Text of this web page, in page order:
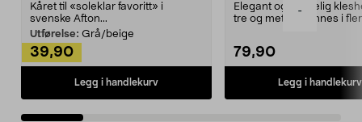
-
Kåret til «soleklar favoritt» i
svenske Afton...
Utførelse: Grå/beige
39,90
Legg i handlekurv
Elegant og skikkelig
tre og metall – finnes i
79,90
Legg i handlekurv